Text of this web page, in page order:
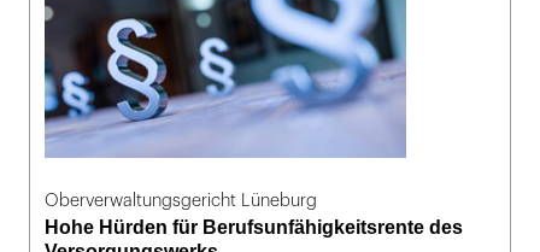
Oberverwaltungsgericht Lüneburg
Hohe Hürden für Berufsunfähigkeitsrente des